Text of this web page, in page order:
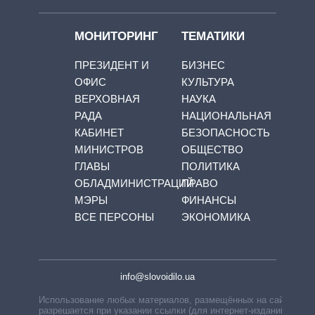
МОНИТОРИНГ
ПРЕЗИДЕНТ И
ОФИС
ВЕРХОВНАЯ
РАДА
КАБИНЕТ
МИНИСТРОВ
ГЛАВЫ
ОБЛАДМИНИСТРАЦИЙ
МЭРЫ
ВСЕ ПЕРСОНЫ
ТЕМАТИКИ
БИЗНЕС
КУЛЬТУРА
НАУКА
НАЦИОНАЛЬНАЯ
БЕЗОПАСНОСТЬ
ОБЩЕСТВО
ПОЛИТИКА
ПРАВО
ФИНАНСЫ
ЭКОНОМИКА
info@slovoidilo.ua
Использование любых материалов, размещённых на сайте,
разрешается при указании ссылки (для интернет-изданий —